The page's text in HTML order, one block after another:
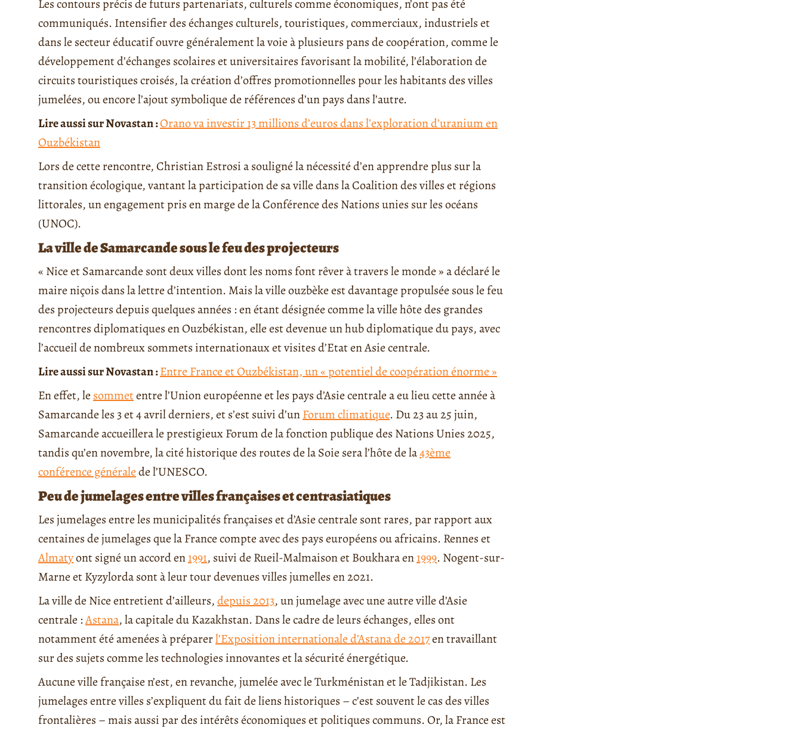
Les contours précis de futurs partenariats, culturels comme économiques, n’ont pas été
communiqués. Intensifier des échanges culturels, touristiques, commerciaux, industriels et
dans le secteur éducatif ouvre généralement la voie à plusieurs pans de coopération, comme le
développement d’échanges scolaires et universitaires favorisant la mobilité, l’élaboration de
circuits touristiques croisés, la création d’offres promotionnelles pour les habitants des villes
jumelées, ou encore l’ajout symbolique de références d’un pays dans l’autre.
Lire aussi sur Novastan :Orano va investir 13 millions d’euros dans l’exploration d’uranium en
Ouzbékistan
Lors de cette rencontre, Christian Estrosi a souligné la nécessité d’en apprendre plus sur la
transition écologique, vantant la participation de sa ville dans la Coalition des villes et régions
littorales, un engagement pris en marge de la Conférence des Nations unies sur les océans
(UNOC).
La ville de Samarcande sous le feu des projecteurs
« Nice et Samarcande sont deux villes dont les noms font rêver à travers le monde » a déclaré le
maire niçois dans la lettre d’intention. Mais la ville ouzbèke est davantage propulsée sous le feu
des projecteurs depuis quelques années : en étant désignée comme la ville hôte des grandes
rencontres diplomatiques en Ouzbékistan, elle est devenue un hub diplomatique du pays, avec
l’accueil de nombreux sommets internationaux et visites d’Etat en Asie centrale.
Lire aussi sur Novastan :Entre France et Ouzbékistan, un « potentiel de coopération énorme »
En effet, le sommetentre l’Union européenne et les pays d’Asie centrale a eu lieu cette année à
Samarcande les 3 et 4 avril derniers, et s’est suivi d’unForum climatique. Du 23 au 25 juin,
Samarcande accueillera le prestigieux Forum de la fonction publique des Nations Unies 2025,
tandis qu’en novembre, la cité historique des routes de la Soie sera l’hôte de la43ème
conférence généralede l’UNESCO.
Peu de jumelages entre villes françaises et centrasiatiques
Les jumelages entre les municipalités françaises et d’Asie centrale sont rares, par rapport aux
centaines de jumelages que la France compte avec des pays européens ou africains. Rennes et
Almatyont signé un accord en1991, suivi de Rueil-Malmaison et Boukhara en1999. Nogent-sur-
Marne et Kyzylorda sont à leur tour devenues villes jumelles en 2021.
La ville de Nice entretient d’ailleurs,depuis 2013, un jumelage avec une autre ville d’Asie
centrale :Astana, la capitale du Kazakhstan. Dans le cadre de leurs échanges, elles ont
notamment été amenées à préparerl’Exposition internationale d’Astana de 2017en travaillant
sur des sujets comme les technologies innovantes et la sécurité énergétique.
Aucune ville française n’est, en revanche, jumelée avec le Turkménistan et le Tadjikistan. Les
jumelages entre villes s’expliquent du fait de liens historiques – c’est souvent le cas des villes
frontalières – mais aussi par des intérêts économiques et politiques communs. Or, la France est